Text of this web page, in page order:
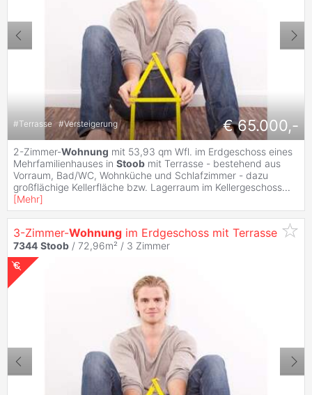
#Terrasse #Versteigerung € 65.000,-
2-Zimmer-Wohnung mit 53,93 qm Wfl. im Erdgeschoss eines
Mehrfamilienhauses in Stoob mit Terrasse - bestehend aus
Vorraum, Bad/WC, Wohnküche und Schlafzimmer - dazu
großflächige Kellerfläche bzw. Lagerraum im Kellergeschoss...
[Mehr]
3-Zimmer-Wohnung im Erdgeschoss mit Terrasse
7344 Stoob / 72,96m² / 3 Zimmer